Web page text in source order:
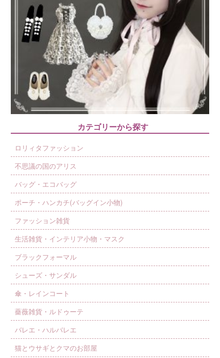
カテゴリーから探す
ロリィタファッション
不思議の国のアリス
バッグ・エコバッグ
ポーチ・ハンカチ(バッグイン小物)
ファッション雑貨
生活雑貨・インテリア小物・マスク
ブラックフォーマル
シューズ・サンダル
傘・レインコート
薔薇雑貨・ルドゥーテ
バレエ・ハルバレエ
猫とウサギとクマのお部屋